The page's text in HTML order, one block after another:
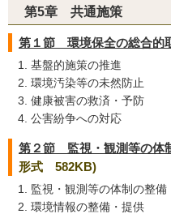
第5章 共通施策
第１節 環境保全の総合的
基盤的施策の推進
環境汚染等の未然防止
健康被害の救済・予防
公害紛争への対応
第２節 監視・観測等の体
形式 582KB)
監視・観測等の体制の整備
環境情報の整備・提供